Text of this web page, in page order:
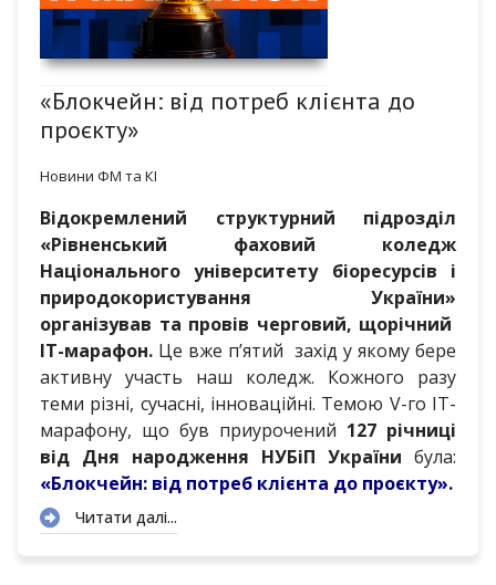
«Блокчейн: від потреб клієнта до
проєкту»
Новини ФМ та КІ
Відокремлений структурний підрозділ
«Рівненський фаховий коледж
Національного університету біоресурсів і
природокористування України»
організував та провів черговий, щорічний
ІT-марафон. Це вже п’ятий захід у якому бере
активну участь наш коледж. Кожного разу
теми різні, сучасні, інноваційні. Темою V-го ІТ-
марафону, що був приурочений 127 річниці
від Дня народження НУБіП України була:
«Блокчейн: від потреб клієнта до проєкту».
Читати далі...